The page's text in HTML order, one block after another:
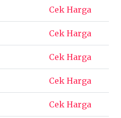
Cek Harga
Cek Harga
Cek Harga
Cek Harga
Cek Harga